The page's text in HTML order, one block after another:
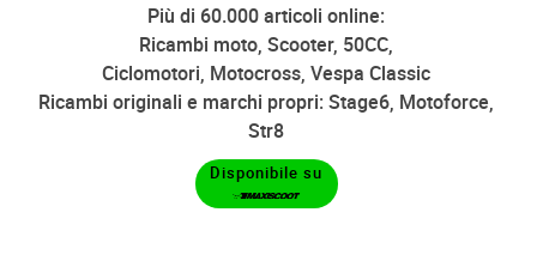
Più di 60.000 articoli online:
Ricambi moto, Scooter, 50CC,
Ciclomotori, Motocross, Vespa Classic
Ricambi originali e marchi propri: Stage6, Motoforce,
Str8
Disponibile su